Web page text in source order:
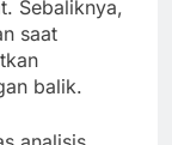
Sebaliknya,
saat
balik.